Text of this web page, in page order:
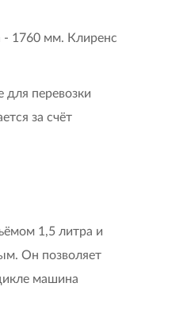
- 1760 мм. Клиренс
перевозки
за счёт
1,5 литра и
Он позволяет
машина